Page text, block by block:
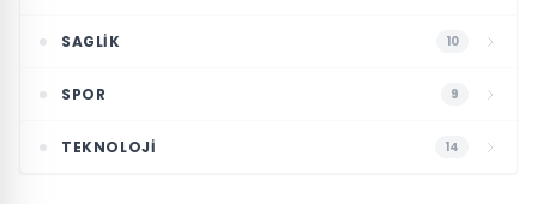
SAGLIK 10
SPOR 9
TEKNOLOJI 14